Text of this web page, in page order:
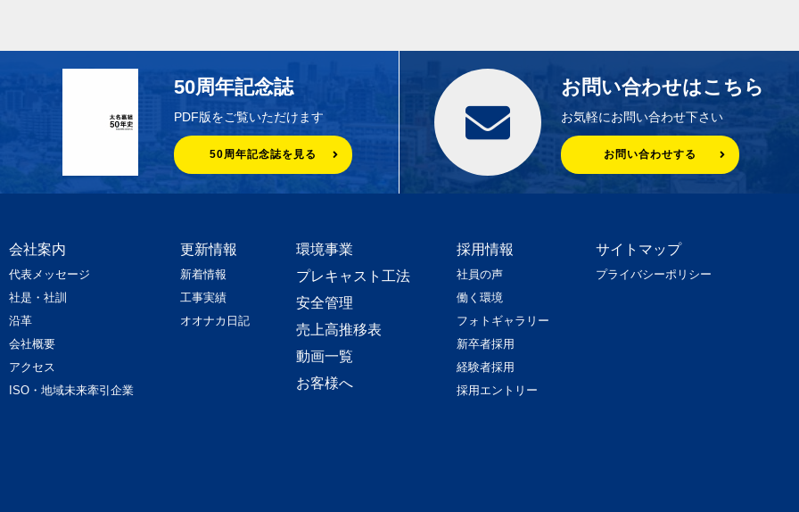
50周年記念誌
PDF版をご覧いただけます
50周年記念誌を見る
お問い合わせはこちら
お気軽にお問い合わせ下さい
お問い合わせする
会社案内
代表メッセージ
社是・社訓
沿革
会社概要
アクセス
ISO・地域未来牽引企業
更新情報
新着情報
工事実績
オオナカ日記
環境事業
プレキャスト工法
安全管理
売上高推移表
動画一覧
お客様へ
採用情報
社員の声
働く環境
フォトギャラリー
新卒者採用
経験者採用
採用エントリー
サイトマップ
プライバシーポリシー